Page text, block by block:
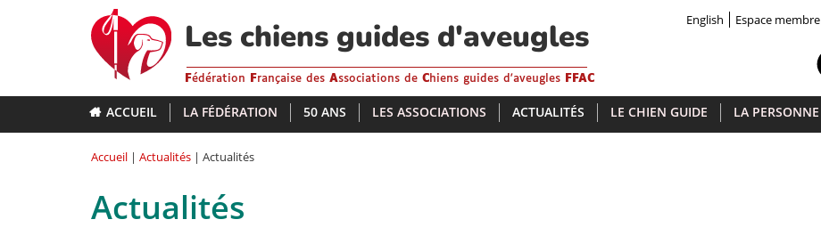
Les chiens guides d'aveugles
Fédération Française des Associations de Chiens guides d'aveugles FFAC
English Espace membre
ACCUEIL LA FÉDÉRATION 50 ANS LES ASSOCIATIONS ACTUALITÉS LE CHIEN GUIDE LA
Accueil | Actualités | Actualités
Actualités